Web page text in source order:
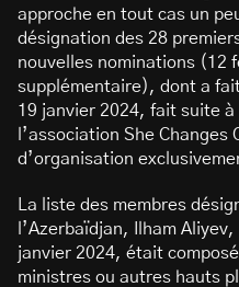
approche en tout cas un
désignation des 28
nouvelles nominations (12
supplémentaire), dont a
19 janvier 2024, fait suite
l’association She Changes
d’organisation
La liste des membres
l’Azerbaïdjan, Ilham
janvier 2024, était
ministres ou autres hauts